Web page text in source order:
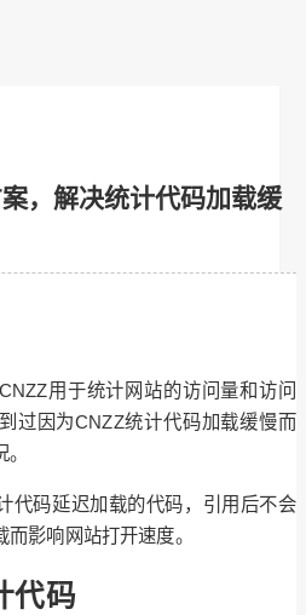
，解决统计代码加载缓
用于统计网站的访问量和访问
过因为CNZZ统计代码加载缓慢而
码延迟加载的代码，引用后不会
影响网站打开速度。
代码